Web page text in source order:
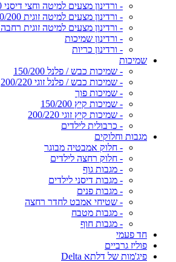
- ורדינון מצעים למיטה וחצי דיסני 120/200
- ורדינון מצעים למיטה זוגית 160/200
- ורדינון מצעים למיטה זוגית רחבה 180/200
- ורדינון שמיכות
- ורדינון כריות
שמיכות
- שמיכות כבש / פלנל 150/200
- שמיכות כבש / פלנל זוגי 200/220
- שמיכות פוך
- שמיכות קיץ 150/200
- שמיכות קיץ זוגי 200/220
- כרבולית לילדים
מגבות וחלוקים
- חלוק אמבטיה מבוגר
- חלוק רחצה לילדים
- מגבות גוף
- מגבות דיסני לילדים
- מגבות פנים
- שטיחי אמבט לחדר רחצה
- מגבות מטבח
- מגבות חוף
חד פעמי
פוליז גרביים
פיג'מות של דלתא Delta